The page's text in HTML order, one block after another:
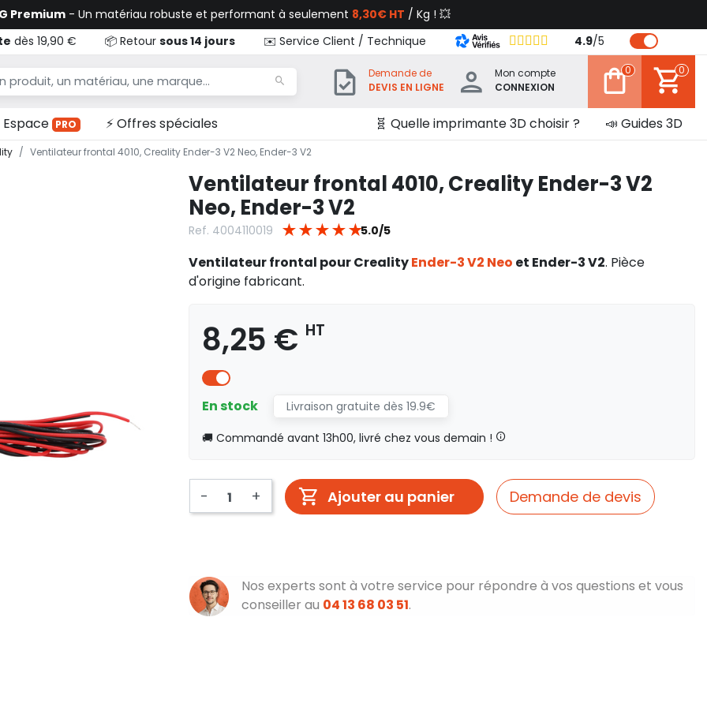
Premium - Un matériau robuste et performant à seulement 8,30€ HT / Kg ! 💥
dès 19,90 € 📦 Retour sous 14 jours ✉️ Service Client / Technique 4.9/5
Demande de
DEVIS EN LIGNE
Mon compte
CONNEXION
0 0
Espace PRO ⚡ Offres spéciales 🧬 Quelle imprimante 3D choisir ? 📣 Guides 3D
Ventilateur frontal 4010, Creality Ender-3 V2 Neo, Ender-3 V2
Ventilateur frontal 4010, Creality Ender-3 V2
Neo, Ender-3 V2
Ref. 4004110019 ★ ★ ★ ★ ★5.0/5
Ventilateur frontal pour CrealityEnder-3 V2 Neo et Ender-3 V2. Pièce
d'origine fabricant.
8,25 € HT
En stock
Livraison gratuite dès 19.9€
🚚 Commandé avant 13h00, livré chez vous demain !
- + Ajouter au panier Demande de devis
Nos experts sont à votre service pour répondre à vos questions et vous
conseiller au 04 13 68 03 51.